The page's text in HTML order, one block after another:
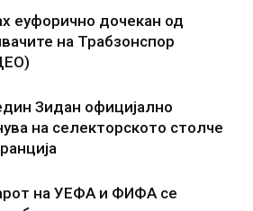
еуфорично дочекан од
на Трабзонспор
Зидан официјално
на селекторското столче
на УЕФА и ФИФА се